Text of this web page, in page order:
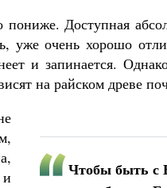
Доступная
уже очень хорошо
и запинается.
на райском древе
Чтобы быть с